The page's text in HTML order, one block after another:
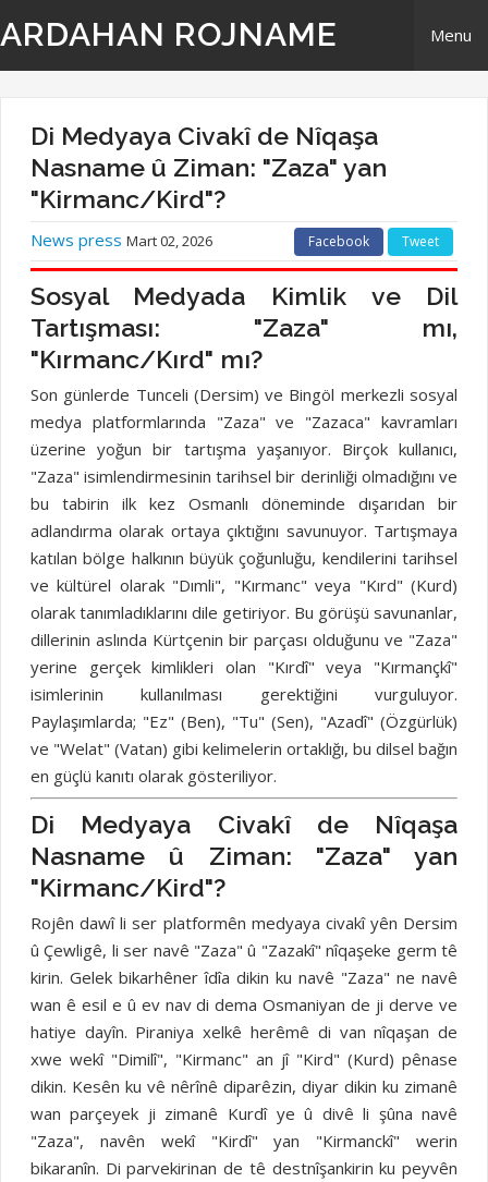
ARDAHAN ROJNAME Menu
Derbarê Me
TR | Tirki - Türkçe
EN | English- ingilizi
Têkilî
Di Medyaya Civakî de Nîqaşa
Nasname û Ziman: "Zaza" yan
"Kirmanc/Kird"?
News press Mart 02, 2026 Facebook Tweet
Sosyal Medyada Kimlik ve Dil
Tartışması: "Zaza" mı,
"Kırmanc/Kırd" mı?
Son günlerde Tunceli (Dersim) ve Bingöl merkezli sosyal
medya platformlarında "Zaza" ve "Zazaca" kavramları
üzerine yoğun bir tartışma yaşanıyor. Birçok kullanıcı,
"Zaza" isimlendirmesinin tarihsel bir derinliği olmadığını ve
bu tabirin ilk kez Osmanlı döneminde dışarıdan bir
adlandırma olarak ortaya çıktığını savunuyor. Tartışmaya
katılan bölge halkının büyük çoğunluğu, kendilerini tarihsel
ve kültürel olarak "Dımli", "Kırmanc" veya "Kırd" (Kurd)
olarak tanımladıklarını dile getiriyor. Bu görüşü savunanlar,
dillerinin aslında Kürtçenin bir parçası olduğunu ve "Zaza"
yerine gerçek kimlikleri olan "Kırdî" veya "Kırmançkî"
isimlerinin kullanılması gerektiğini vurguluyor.
Paylaşımlarda; "Ez" (Ben), "Tu" (Sen), "Azadî" (Özgürlük)
ve "Welat" (Vatan) gibi kelimelerin ortaklığı, bu dilsel bağın
en güçlü kanıtı olarak gösteriliyor.
Di Medyaya Civakî de Nîqaşa
Nasname û Ziman: "Zaza" yan
"Kirmanc/Kird"?
Rojên dawî li ser platformên medyaya civakî yên Dersim
û Çewligê, li ser navê "Zaza" û "Zazakî" nîqaşeke germ tê
kirin. Gelek bikarhêner îdîa dikin ku navê "Zaza" ne navê
wan ê esil e û ev nav di dema Osmaniyan de ji derve ve
hatiye dayîn. Piraniya xelkê herêmê di van nîqaşan de
xwe wekî "Dimilî", "Kirmanc" an jî "Kird" (Kurd) pênase
dikin. Kesên ku vê nêrînê diparêzin, diyar dikin ku zimanê
wan parçeyek ji zimanê Kurdî ye û divê li şûna navê
"Zaza", navên wekî "Kirdî" yan "Kirmanckî" werin
bikaranîn. Di parvekirinan de tê destnîşankirin ku peyvên